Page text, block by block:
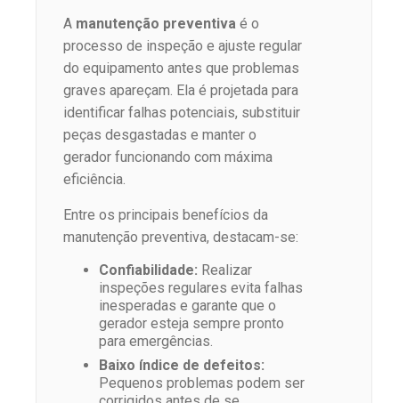
A manutenção preventiva é o
processo de inspeção e ajuste regular
do equipamento antes que problemas
graves apareçam. Ela é projetada para
identificar falhas potenciais, substituir
peças desgastadas e manter o
gerador funcionando com máxima
eficiência.
Entre os principais benefícios da
manutenção preventiva, destacam-se:
Confiabilidade: Realizar
inspeções regulares evita falhas
inesperadas e garante que o
gerador esteja sempre pronto
para emergências.
Baixo índice de defeitos:
Pequenos problemas podem ser